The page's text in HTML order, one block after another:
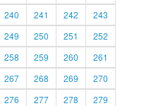
240 241 242
243
249 250 251
252
258 259 260
261
267 268 269
270
276 277 278
279